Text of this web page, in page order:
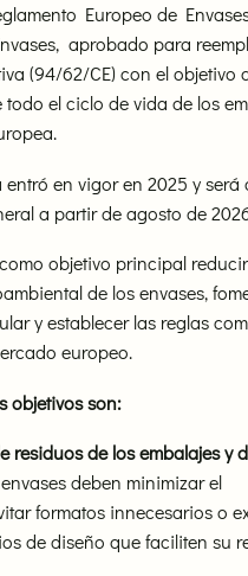
Europeo de
aprobado para
(94/62/CE) con el objetivo
todo el ciclo de vida de los
entró en vigor en 2025 y será
a partir de agosto de
objetivo principal
de los envases,
y establecer las reglas
europeo.
objetivos son:
residuos de los embalajes y
deben minimizar el
formatos innecesarios o
de diseño que faciliten su